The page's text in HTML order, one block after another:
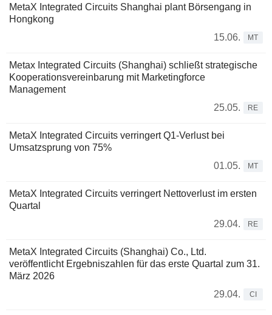
MetaX Integrated Circuits Shanghai plant Börsengang in
Hongkong
15.06.
MT
Metax Integrated Circuits (Shanghai) schließt strategische
Kooperationsvereinbarung mit Marketingforce
Management
25.05.
RE
MetaX Integrated Circuits verringert Q1-Verlust bei
Umsatzsprung von 75%
01.05.
MT
MetaX Integrated Circuits verringert Nettoverlust im ersten
Quartal
29.04.
RE
MetaX Integrated Circuits (Shanghai) Co., Ltd.
veröffentlicht Ergebniszahlen für das erste Quartal zum 31.
März 2026
29.04.
CI